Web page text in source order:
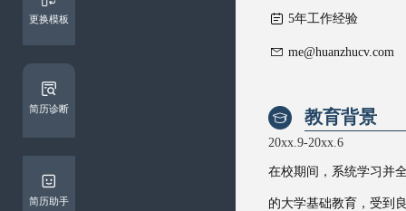
更换模板
简历诊断
简历助手
 5年工作经验
 me@huanzhucv.com
 教育背景
20xx.9-20xx.6
在校期间，系统学习并
的大学基础教育，受到